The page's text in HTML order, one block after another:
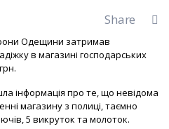
Share
Одещини затримав
в магазині господарських
інформація про те, що невідома
магазину з полиці, таємно
5 викруток та молоток.